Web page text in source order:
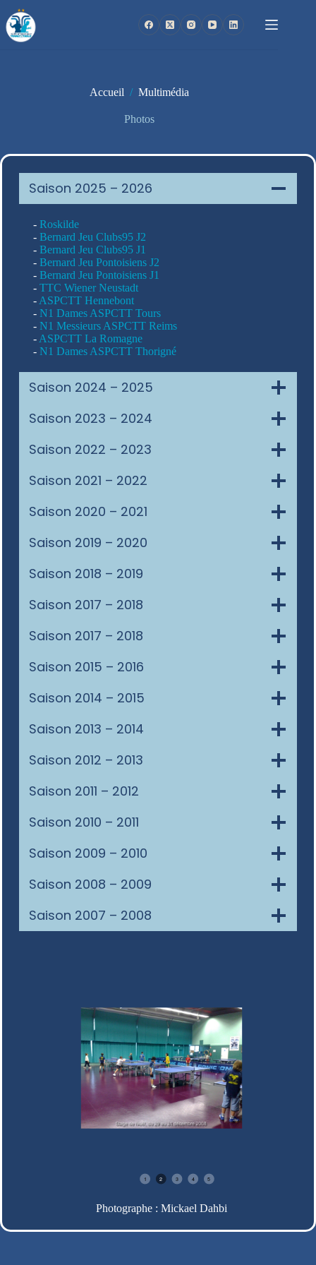
au
contenu
Accueil / Multimédia
Photos
Saison 2025 – 2026
- Roskilde
- Bernard Jeu Clubs95 J2
- Bernard Jeu Clubs95 J1
- Bernard Jeu Pontoisiens J2
- Bernard Jeu Pontoisiens J1
- TTC Wiener Neustadt
- ASPCTT Hennebont
- N1 Dames ASPCTT Tours
- N1 Messieurs ASPCTT Reims
- ASPCTT La Romagne
- N1 Dames ASPCTT Thorigné
Saison 2024 – 2025
Saison 2023 – 2024
Saison 2022 – 2023
Saison 2021 – 2022
Saison 2020 – 2021
Saison 2019 – 2020
Saison 2018 – 2019
Saison 2017 – 2018
Saison 2017 – 2018
Saison 2015 – 2016
Saison 2014 – 2015
Saison 2013 – 2014
Saison 2012 – 2013
Saison 2011 – 2012
Saison 2010 – 2011
Saison 2009 – 2010
Saison 2008 – 2009
Saison 2007 – 2008
1 2 3 4 5
Photographe : Mickael Dahbi